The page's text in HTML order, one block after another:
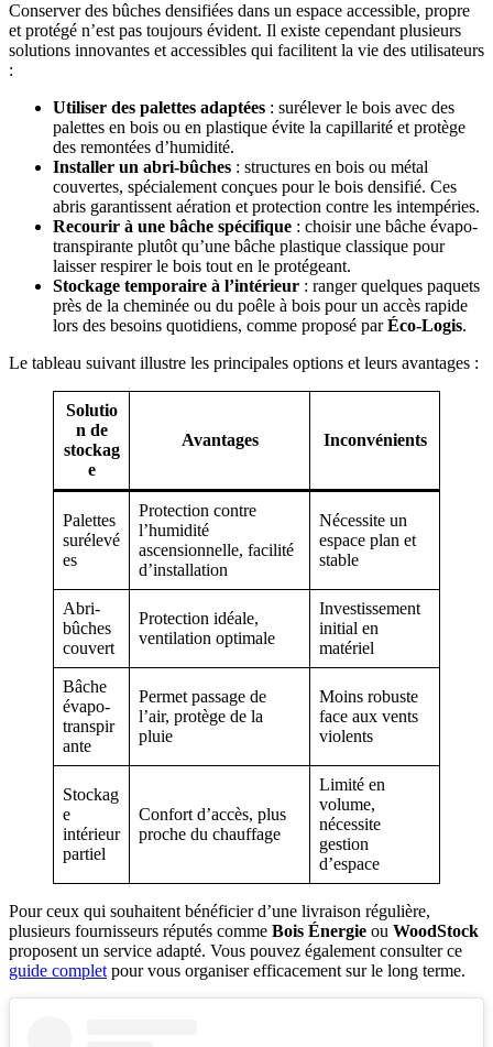
Conserver des bûches densifiées dans un espace accessible, propre
et protégé n’est pas toujours évident. Il existe cependant plusieurs
solutions innovantes et accessibles qui facilitent la vie des utilisateurs
:
Utiliser des palettes adaptées : surélever le bois avec des
palettes en bois ou en plastique évite la capillarité et protège
des remontées d’humidité.
Installer un abri-bûches : structures en bois ou métal
couvertes, spécialement conçues pour le bois densifié. Ces
abris garantissent aération et protection contre les intempéries.
Recourir à une bâche spécifique : choisir une bâche évapo-
transpirante plutôt qu’une bâche plastique classique pour
laisser respirer le bois tout en le protégeant.
Stockage temporaire à l’intérieur : ranger quelques paquets
près de la cheminée ou du poêle à bois pour un accès rapide
lors des besoins quotidiens, comme proposé parÉco-Logis.
Le tableau suivant illustre les principales options et leurs avantages :
Solutio
n de
stockag
e
Avantages Inconvénients
Palettes
surélevé
es
Protection contre
l’humidité
ascensionnelle, facilité
d’installation
Nécessite un
espace plan et
stable
Abri-
bûches
couvert
Protection idéale,
ventilation optimale
Investissement
initial en
matériel
Bâche
évapo-
transpir
ante
Permet passage de
l’air, protège de la
pluie
Moins robuste
face aux vents
violents
Stockag
e
intérieur
partiel
Confort d’accès, plus
proche du chauffage
Limité en
volume,
nécessite
gestion
d’espace
Pour ceux qui souhaitent bénéficier d’une livraison régulière,
plusieurs fournisseurs réputés comme Bois Énergie ou WoodStock
proposent un service adapté. Vous pouvez également consulter ce
guide complet pour vous organiser efficacement sur le long terme.